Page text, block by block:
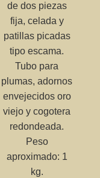
de dos piezas
fija, celada y
patillas picadas
tipo escama.
Tubo para
plumas, adornos
envejecidos oro
viejo y cogotera
redondeada.
Peso
aproximado: 1
kg.